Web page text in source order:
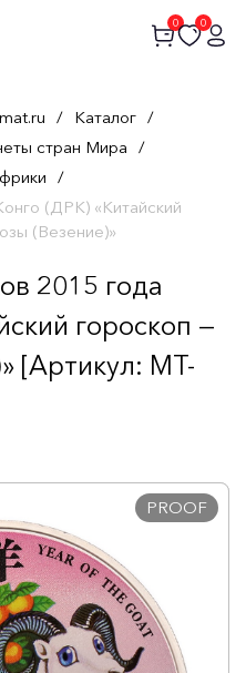
0 0
/ Каталог /
стран Мира /
/
(ДРК) «Китайский
(Везение)»
2015 года
гороскоп —
[Артикул: MT-
PROOF